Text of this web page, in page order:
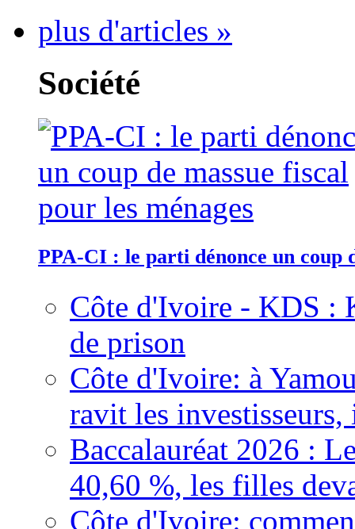
plus d'articles »
Société
PPA-CI : le parti dénonce un coup
Côte d'Ivoire - KDS :
de prison
Côte d'Ivoire: à
ravit les
Baccalauréat 2026 :
40,60 %, les filles
Côte d'Ivoire: